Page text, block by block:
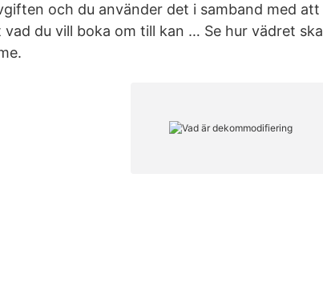
och du använder det i samband med att
du vill boka om till kan … Se hur vädret ska